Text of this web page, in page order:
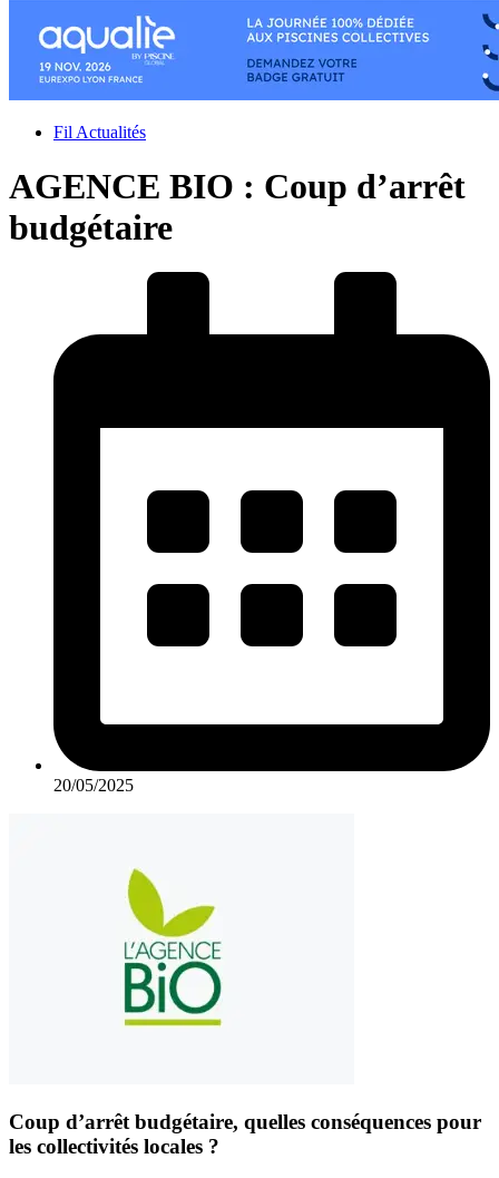
Fil Actualités
AGENCE BIO : Coup d’arrêt
budgétaire
20/05/2025
Coup d’arrêt budgétaire, quelles conséquences pour
les collectivités locales ?